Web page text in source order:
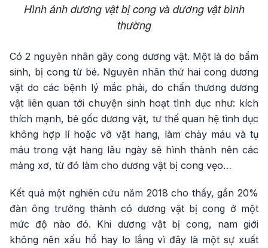
Hình ảnh dương vật bị cong và dương vật bình
thường
Có 2 nguyên nhân gây cong dương vật. Một là do bẩm
sinh, bị cong từ bé. Nguyên nhân thứ hai cong dương
vật do các bệnh lý mắc phải, do chấn thương dương
vật liên quan tới chuyện sinh hoạt tình dục như: kích
thích mạnh, bẻ gốc dương vật, tư thế quan hệ tình dục
không hợp lí hoặc vỡ vật hang, làm chảy máu và tụ
máu trong vật hang lâu ngày sẽ hình thành nên các
mảng xơ, từ đó làm cho dương vật bị cong vẹo…
Kết quả một nghiên cứu năm 2018 cho thấy, gần 20%
đàn ông trưởng thành có dương vật bị cong ở một
mức độ nào đó. Khi dương vật bị cong, nam giới
không nên xấu hổ hay lo lắng vì đây là một sự xuất